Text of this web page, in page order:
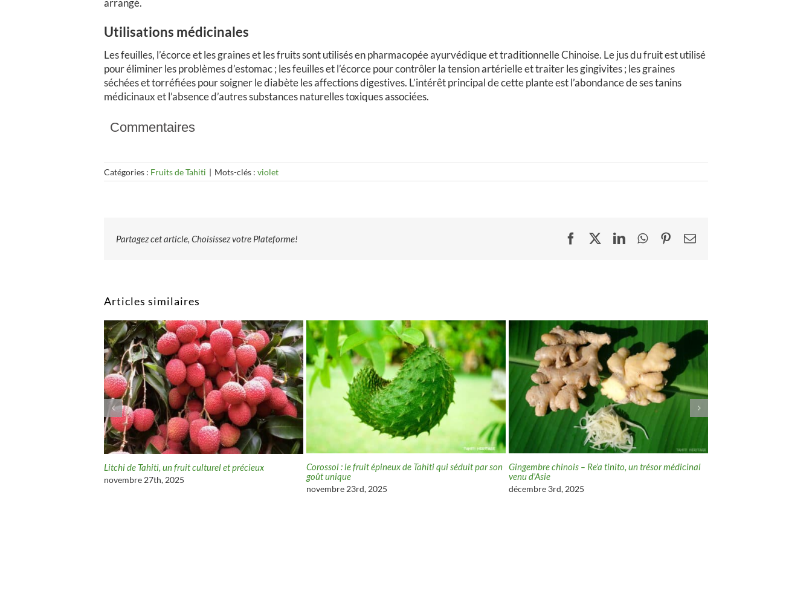
arrangé.
Utilisations médicinales
Les feuilles, l’écorce et les graines et les fruits sont utilisés en pharmacopée ayurvédique et traditionnelle Chinoise. Le jus du fruit est utilisé
pour éliminer les problèmes d’estomac ; les feuilles et l’écorce pour contrôler la tension artérielle et traiter les gingivites ; les graines
séchées et torréfiées pour soigner le diabète les affections digestives. L’intérêt principal de cette plante est l’abondance de ses tanins
médicinaux et l’absence d’autres substances naturelles toxiques associées.
Commentaires
Catégories : Fruits de Tahiti Mots-clés : violet
Partagez cet article, Choisissez votre Plateforme! FacebookLinkedInWhatsApp
Pinterest
Email
Articles similaires
Litchi de Tahiti, un fruit culturel et précieux
novembre 27th, 2025
Corossol : le fruit épineux de Tahiti qui séduit par son
goût unique
novembre 23rd, 2025
Gingembre chinois – Re’a tinito, un trésor médicinal
venu d’Asie
décembre 3rd, 2025